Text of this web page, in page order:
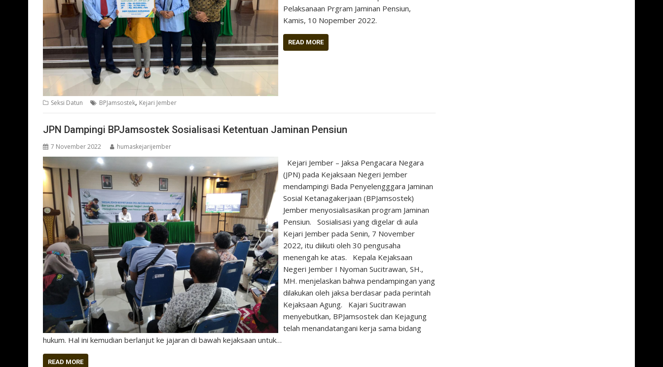
Pelaksanaan Prgram Jaminan Pensiun,
Kamis, 10 Nopember 2022.
READ MORE
Seksi Datun BPJamsostek, Kejari Jember
JPN Dampingi BPJamsostek Sosialisasi Ketentuan Jaminan Pensiun
7 November 2022 humaskejarijember
Kejari Jember – Jaksa Pengacara Negara
(JPN) pada Kejaksaan Negeri Jember
mendampingi Bada Penyelengggara Jaminan
Sosial Ketanagakerjaan (BPJamsostek)
Jember menyosialisasikan program Jaminan
Pensiun. Sosialisasi yang digelar di aula
Kejari Jember pada Senin, 7 November
2022, itu diikuti oleh 30 pengusaha
menengah ke atas. Kepala Kejaksaan
Negeri Jember I Nyoman Sucitrawan, SH.,
MH. menjelaskan bahwa pendampingan yang
dilakukan oleh jaksa berdasar pada perintah
Kejaksaan Agung. Kajari Sucitrawan
menyebutkan, BPJamsostek dan Kejagung
telah menandatangani kerja sama bidang
hukum. Hal ini kemudian berlanjut ke jajaran di bawah kejaksaan untuk…
READ MORE